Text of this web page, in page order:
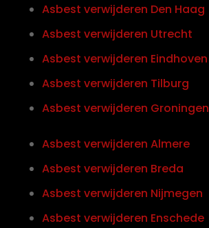
Asbest verwijderen Den Haag
Asbest verwijderen Utrecht
Asbest verwijderen Eindhoven
Asbest verwijderen Tilburg
Asbest verwijderen Groningen
Asbest verwijderen Almere
Asbest verwijderen Breda
Asbest verwijderen Nijmegen
Asbest verwijderen Enschede